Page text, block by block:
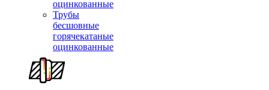
оцинкованные
Трубы
бесшовные
горячекатаные
оцинкованные